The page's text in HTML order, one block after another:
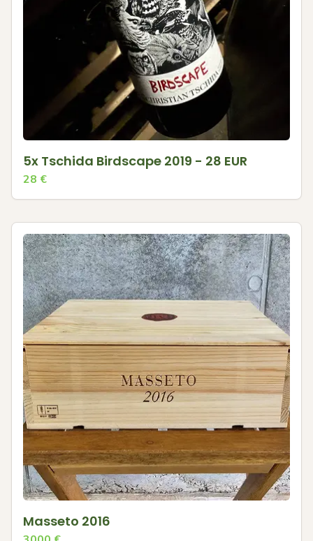
5x Tschida Birdscape 2019 - 28 EUR
28 €
Masseto 2016